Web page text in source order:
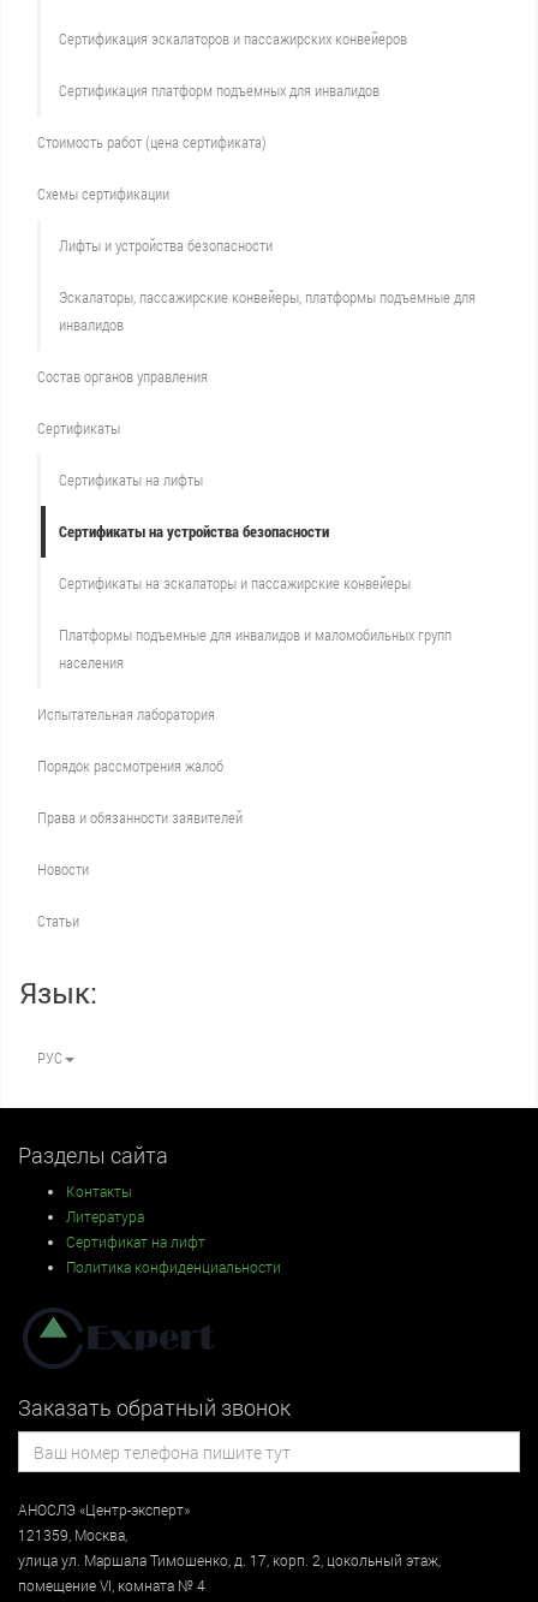
Сертификация эскалаторов и пассажирских конвейеров
Сертификация платформ подъемных для инвалидов
Стоимость работ (цена сертификата)
Схемы сертификации
Лифты и устройства безопасности
Эскалаторы, пассажирские конвейеры, платформы подъемные для
инвалидов
Состав органов управления
Сертификаты
Сертификаты на лифты
Сертификаты на устройства безопасности
Сертификаты на эскалаторы и пассажирские конвейеры
Платформы подъемные для инвалидов и маломобильных групп
населения
Испытательная лаборатория
Порядок рассмотрения жалоб
Права и обязанности заявителей
Новости
Статьи
Язык:
РУС
Разделы сайта
Контакты
Литература
Сертификат на лифт
Политика конфиденциальности
Заказать обратный звонок
АНОСЛЭ «Центр-эксперт»
121359, Москва,
улицаул. Маршала Тимошенко, д. 17, корп. 2, цокольный этаж,
помещение VI, комната № 4